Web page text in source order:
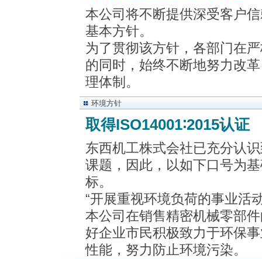
本公司将不断提供深受客户
基本方针。
为了贯彻该方针，各部门在
的同时，始终不断地努力改
理体制。
环境方针
取得ISO14001∶2015认证
东西机工株式会社已充分认
课题，因此，以如下口号为
标。
“开展重视环境负荷的事业活
本公司在销售精密机械零部
好企业市民积极致力于环保
性能，努力防止环境污染。